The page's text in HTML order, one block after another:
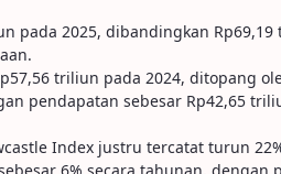
pada 2025, dibandingkan
triliun pada 2024, ditopang
pendapatan sebesar Rp42,65
Index justru tercatat turun